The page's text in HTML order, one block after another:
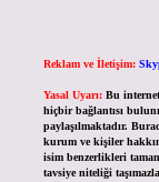
Reklam ve İletişim:
Yasal Uyarı: Bu
hiçbir bağlantısı
paylaşılmaktadır.
kurum ve kişiler
isim benzerlikleri
tavsiye niteliği